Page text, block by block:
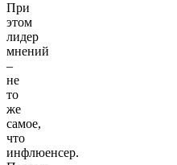
При
этом
лидер
мнений
–
не
то
же
самое,
что
инфлюенсер.